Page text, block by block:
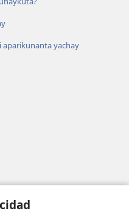
aparikunanta yachay